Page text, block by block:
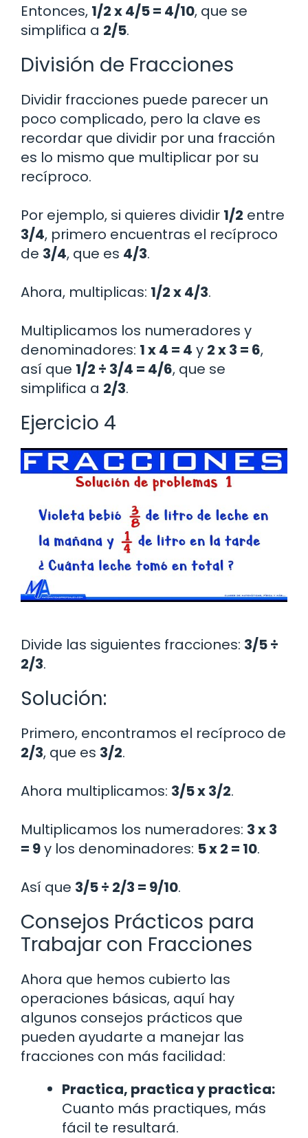
Entonces, 1/2 x 4/5 = 4/10, que se
simplifica a 2/5.
División de Fracciones
Dividir fracciones puede parecer un
poco complicado, pero la clave es
recordar que dividir por una fracción
es lo mismo que multiplicar por su
recíproco.
Por ejemplo, si quieres dividir 1/2 entre
3/4, primero encuentras el recíproco
de 3/4, que es 4/3.
Ahora, multiplicas: 1/2 x 4/3.
Multiplicamos los numeradores y
denominadores: 1 x 4 = 4 y 2 x 3 = 6,
así que 1/2 ÷ 3/4 = 4/6, que se
simplifica a 2/3.
Ejercicio 4
Divide las siguientes fracciones: 3/5 ÷
2/3.
Solución:
Primero, encontramos el recíproco de
2/3, que es 3/2.
Ahora multiplicamos: 3/5 x 3/2.
Multiplicamos los numeradores: 3 x 3
= 9y los denominadores: 5 x 2 = 10.
Así que 3/5 ÷ 2/3 = 9/10.
Consejos Prácticos para
Trabajar con Fracciones
Ahora que hemos cubierto las
operaciones básicas, aquí hay
algunos consejos prácticos que
pueden ayudarte a manejar las
fracciones con más facilidad:
Practica, practica y practica:
Cuanto más practiques, más
fácil te resultará.